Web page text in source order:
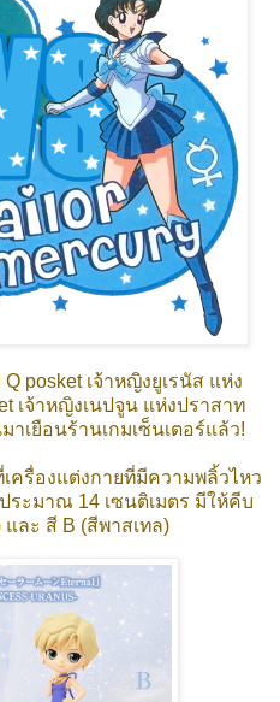
posket เจ้าหญิงยูเรนัส แห่ง
เจ้าหญิงเนปจูน แห่งปราสาท
าเยือนร้านเกมเซ็นเตอร์แล้ว!
ครื่องแต่งกายที่มีความพลิ้วไหว
ระมาณ 14 เซนติเมตร มีให้คีบ
ละ สี B (สีพาสเทล)